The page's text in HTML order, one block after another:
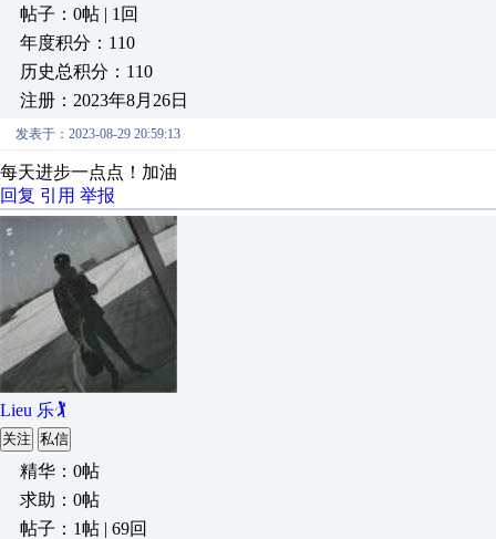
帖子：0帖 | 1回
年度积分：110
历史总积分：110
注册：2023年8月26日
发表于：2023-08-29 20:59:13
每天进步一点点！加油
回复 引用 举报
Lieu 乐🏌
关注 私信
精华：0帖
求助：0帖
帖子：1帖 | 69回